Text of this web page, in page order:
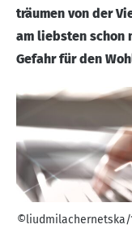
träumen von der
am liebsten schon
Gefahr für den
©liudmilachernetska/